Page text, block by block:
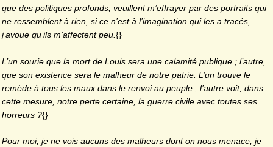
que des politiques profonds, veuillent m’effrayer par des portraits qui
ne ressemblent à rien, si ce n’est à l’imagination qui les a tracés,
j’avoue qu’ils m’affectent peu. {}
L’un sourie que la mort de Louis sera une calamité publique ; l’autre,
que son existence sera le malheur de notre patrie. L’un trouve le
remède à tous les maux dans le renvoi au peuple ; l’autre voit, dans
cette mesure, notre perte certaine, la guerre civile avec toutes ses
horreurs ?{}
Pour moi, je ne vois aucuns des malheurs dont on nous menace, je